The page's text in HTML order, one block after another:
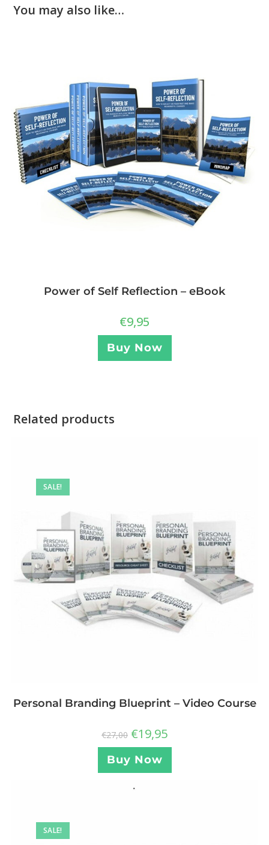
You may also like…
Power of Self Reflection – eBook
€9,95
Buy Now
Related products
SALE!
Personal Branding Blueprint – Video Course
€27,00 €19,95
Buy Now
SALE!